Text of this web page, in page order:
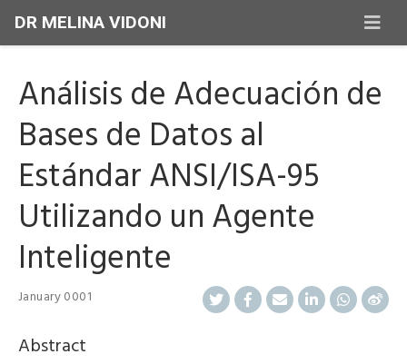
DR MELINA VIDONI
Análisis de Adecuación de
Bases de Datos al
Estándar ANSI/ISA-95
Utilizando un Agente
Inteligente
January 0001
Abstract